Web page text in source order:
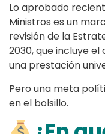
Lo aprobado
Ministros es un
revisión de la
2030, que incluye
una prestación
Pero una meta
en el bolsillo.